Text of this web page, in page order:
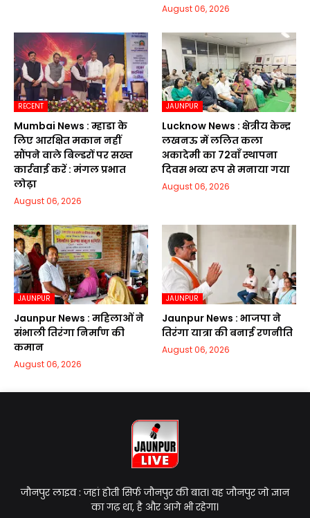
August 06, 2026
RECENT
Mumbai News : म्हाडा के
लिए आरक्षित मकान नहीं
सौंपने वाले बिल्डरों पर सख्त
कार्रवाई करें : मंगल प्रभात
लोढ़ा
August 06, 2026
JAUNPUR
Lucknow News : क्षेत्रीय केन्द्र
लखनऊ में ललित कला
अकादेमी का 72वाॅं स्थापना
दिवस भव्य रूप से मनाया गया
August 06, 2026
JAUNPUR
Jaunpur News : महिलाओं ने
संभाली तिरंगा निर्माण की
कमान
August 06, 2026
JAUNPUR
Jaunpur News : भाजपा ने
तिरंगा यात्रा की बनाई रणनीति
August 06, 2026
जौनपुर लाइव : जहां होती सिर्फ जौनपुर की बात। वह जौनपुर जो ज्ञान
का गढ़ था, है और आगे भी रहेगा।